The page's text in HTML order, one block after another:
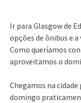
Ir para Glasgow de
opções de ônibus e
Como queríamos
aproveitamos o
Chegamos na
domingo